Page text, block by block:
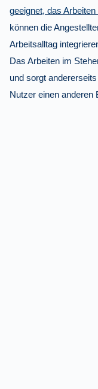
geeignet, das
können die
Arbeitsalltag
Das Arbeiten im
und sorgt
Nutzer einen anderen